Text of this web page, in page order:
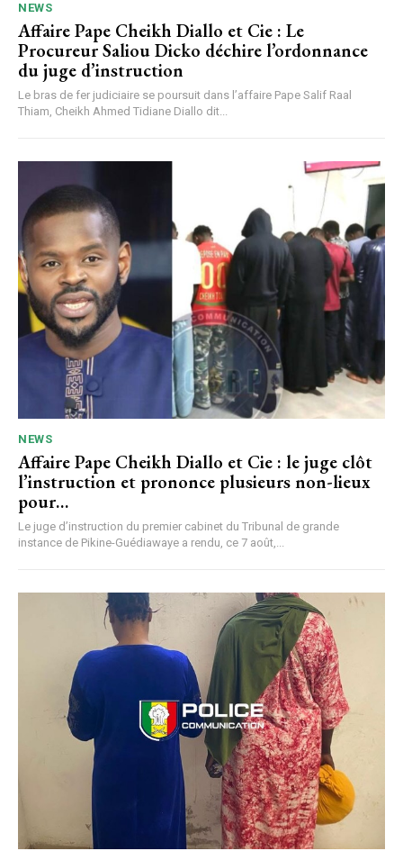
NEWS
Affaire Pape Cheikh Diallo et Cie : Le
Procureur Saliou Dicko déchire l’ordonnance
du juge d’instruction
Le bras de fer judiciaire se poursuit dans l’affaire Pape Salif Raal
Thiam, Cheikh Ahmed Tidiane Diallo dit...
NEWS
Affaire Pape Cheikh Diallo et Cie : le juge clôt
l’instruction et prononce plusieurs non-lieux
pour…
Le juge d’instruction du premier cabinet du Tribunal de grande
instance de Pikine-Guédiawaye a rendu, ce 7 août,...